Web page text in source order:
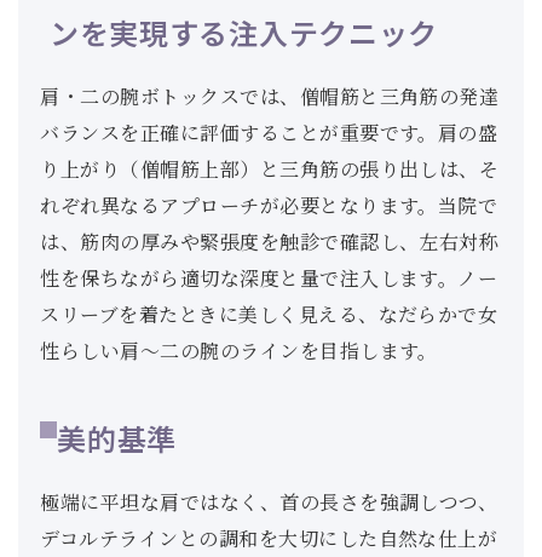
ンを実現する注入テクニック
肩・二の腕ボトックスでは、僧帽筋と三角筋の発達
バランスを正確に評価することが重要です。肩の盛
り上がり（僧帽筋上部）と三角筋の張り出しは、そ
れぞれ異なるアプローチが必要となります。当院で
は、筋肉の厚みや緊張度を触診で確認し、左右対称
性を保ちながら適切な深度と量で注入します。ノー
スリーブを着たときに美しく見える、なだらかで女
性らしい肩〜二の腕のラインを目指します。
美的基準
極端に平坦な肩ではなく、首の長さを強調しつつ、
デコルテラインとの調和を大切にした自然な仕上が